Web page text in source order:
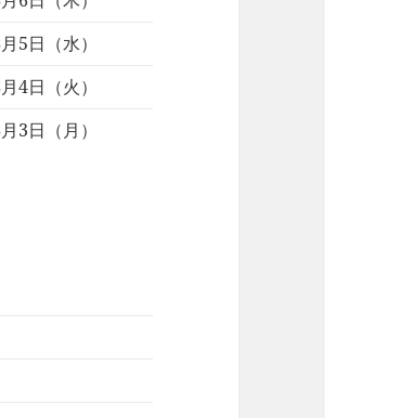
日（水）
日（火）
日（月）